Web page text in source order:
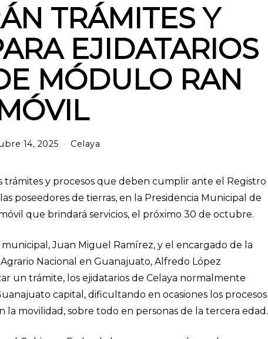
TRÁMITES Y
EJIDATARIOS
MÓDULO RAN
14, 2025 m
z
1
2
0
2
6
Celaya
trámites y procesos que deben cumplir ante el Registro
poseedores de tierras, en la Presidencia Municipal de
que brindará servicios, el próximo 30 de octubre.
Juan Miguel Ramírez, y el encargado de la
Nacional en Guanajuato, Alfredo López
un trámite, los ejidatarios de Celaya normalmente
capital, dificultando en ocasiones los procesos
movilidad, sobre todo en personas de la tercera edad.